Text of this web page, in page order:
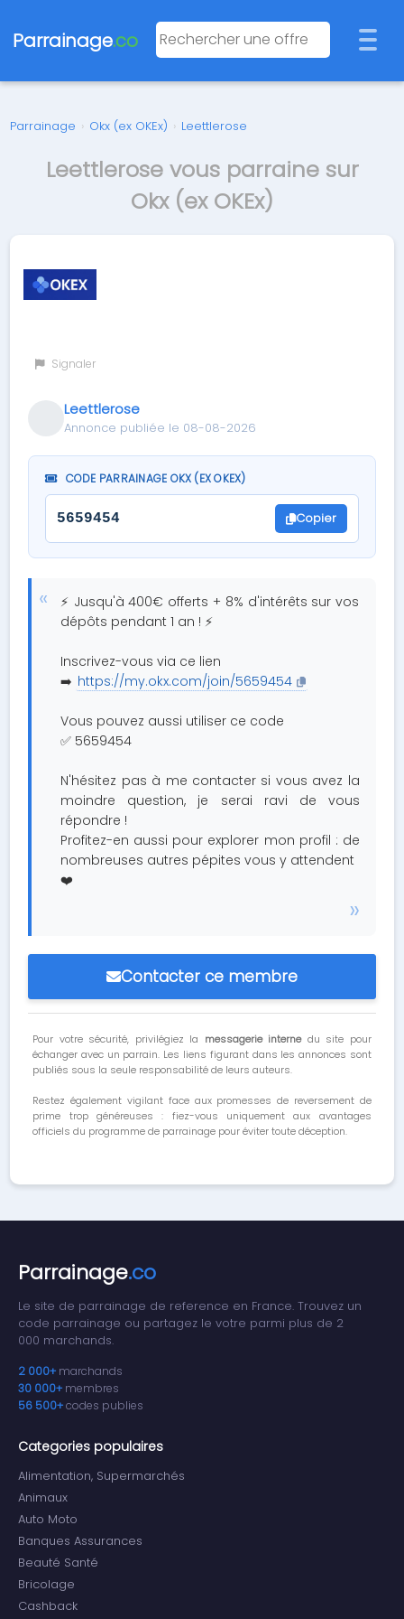
Parrainage.co
Parrainage › Okx (ex OKEx) › Leettlerose
Leettlerose vous parraine sur
Okx (ex OKEx)
Signaler
Leettlerose
Annonce publiée le 08-08-2026
CODE PARRAINAGE OKX (EX OKEX)
5659454 Copier
⚡ Jusqu'à 400€ offerts + 8% d'intérêts sur vos
dépôts pendant 1 an ! ⚡
Inscrivez-vous via ce lien
➡️ https://my.okx.com/join/5659454
Vous pouvez aussi utiliser ce code
✅ 5659454
N'hésitez pas à me contacter si vous avez la
moindre question, je serai ravi de vous
répondre !
Profitez-en aussi pour explorer mon profil : de
nombreuses autres pépites vous y attendent
❤️
Contacter ce membre
Pour votre sécurité, privilégiez la messagerie internedu site pour
échanger avec un parrain. Les liens figurant dans les annonces sont
publiés sous la seule responsabilité de leurs auteurs.
Restez également vigilant face aux promesses de reversement de
prime trop généreuses : fiez-vous uniquement aux avantages
officiels du programme de parrainage pour éviter toute déception.
Parrainage.co
Le site de parrainage de reference en France. Trouvez un
code parrainage ou partagez le votre parmi plus de 2
000 marchands.
2 000+ marchands
30 000+ membres
56 500+codes publies
Categories populaires
Alimentation, Supermarchés
Animaux
Auto Moto
Banques Assurances
Beauté Santé
Bricolage
Cashback